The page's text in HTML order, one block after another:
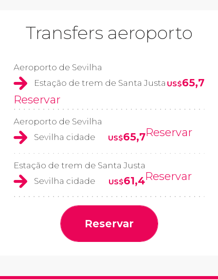
Transfers aeroporto
Aeroporto de Sevilha
Estação de trem de Santa Justa US$65,7
Reservar
Aeroporto de Sevilha
Sevilha cidade
US$65,7Reservar
Estação de trem de Santa Justa
Sevilha cidade
US$61,4Reservar
Reservar